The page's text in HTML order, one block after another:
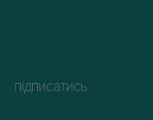
підписатись